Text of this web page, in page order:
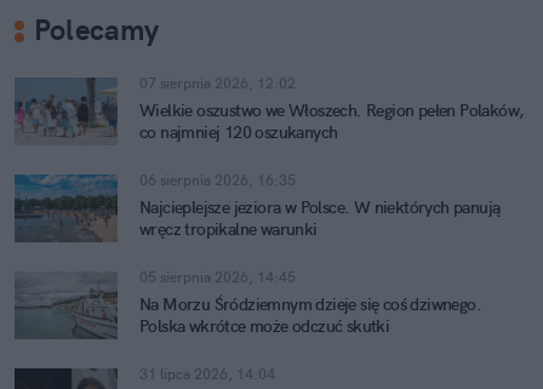
Polecamy
07 sierpnia 2026, 12:02
Wielkie oszustwo we Włoszech. Region pełen Polaków,
co najmniej 120 oszukanych
06 sierpnia 2026, 16:35
Najcieplejsze jeziora w Polsce. W niektórych panują
wręcz tropikalne warunki
05 sierpnia 2026, 14:45
Na Morzu Śródziemnym dzieje się coś dziwnego.
Polska wkrótce może odczuć skutki
31 lipca 2026, 14:04